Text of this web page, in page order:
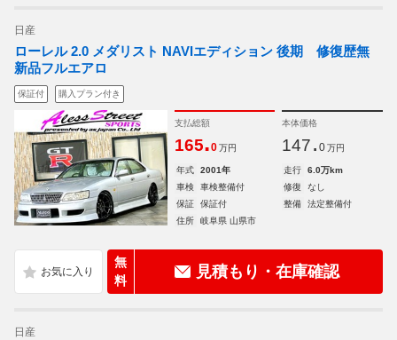
日産
ローレル 2.0 メダリスト NAVIエディション 後期 修復歴無
新品フルエアロ
保証付 購入プラン付き
支払総額
165.0 万円
本体価格
147. 0 万円
年式 2001年 走行
6.0万km
車検
車検整備付 修復
なし
保証
保証付 整備
法定整備付
住所
岐阜県 山県市
無
料
見積もり・在庫確認
日産